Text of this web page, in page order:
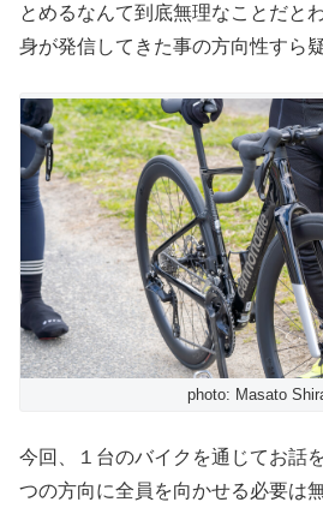
とめるなんて到底無理なことだと
身が発信してきた事の方向性すら
photo: Masato
今回、１台のバイクを通じてお話
つの方向に全員を向かせる必要は